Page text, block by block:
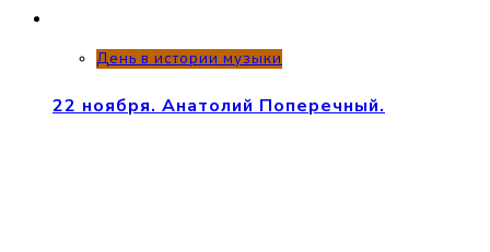
День в истории музыки
22 ноября. Анатолий Поперечный.